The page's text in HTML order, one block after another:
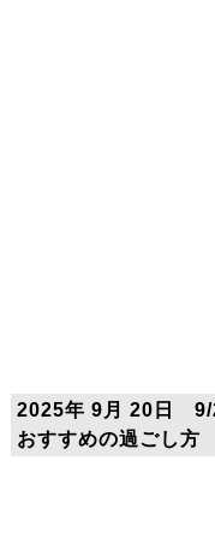
2025年 9月 20日 9/
おすすめの過ごし方